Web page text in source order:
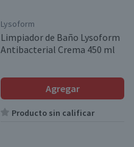
Lysoform
Limpiador de Baño Lysoform
Antibacterial Crema 450 ml
Agregar
Producto sin calificar